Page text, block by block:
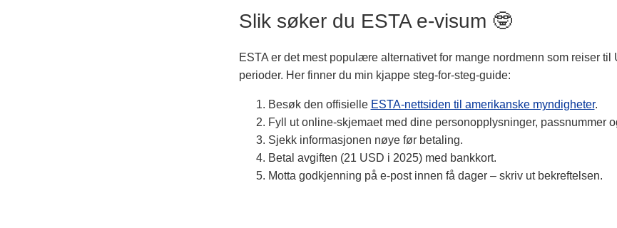
Slik søker du ESTA e-visum 🤓
ESTA er det mest populære alternativet for mange nordmenn som reiser til
perioder. Her finner du min kjappe steg-for-steg-guide:
Besøk den offisielle ESTA-nettsiden til amerikanske myndigheter.
Fyll ut online-skjemaet med dine personopplysninger, passnummer
Sjekk informasjonen nøye før betaling.
Betal avgiften (21 USD i 2025) med bankkort.
Motta godkjenning på e-post innen få dager – skriv ut bekreftelsen.